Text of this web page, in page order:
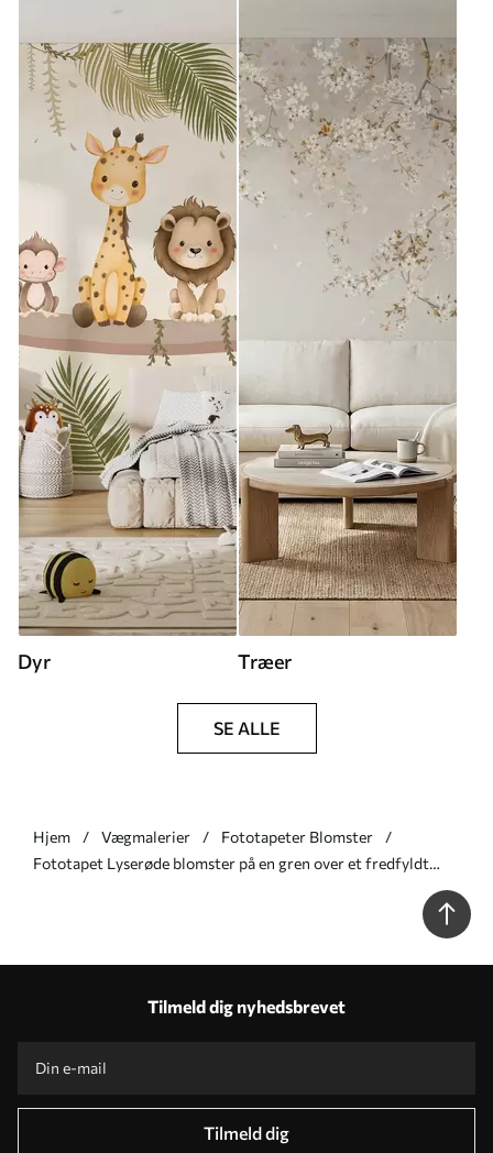
Dyr Træer
SE ALLE
Hjem Vægmalerier
Fototapeter Blomster
Fototapet Lyserøde blomster på en gren over et fredfyldt
Tilmeld dig nyhedsbrevet
Tilmeld dig